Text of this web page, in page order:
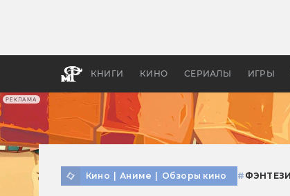
РЕКЛАМА
КНИГИ КИНО СЕРИАЛЫ ИГРЫ
Кино Аниме Обзоры кино # ФЭНТЕЗИ